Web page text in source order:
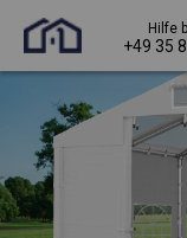
Hilfe
+49 35